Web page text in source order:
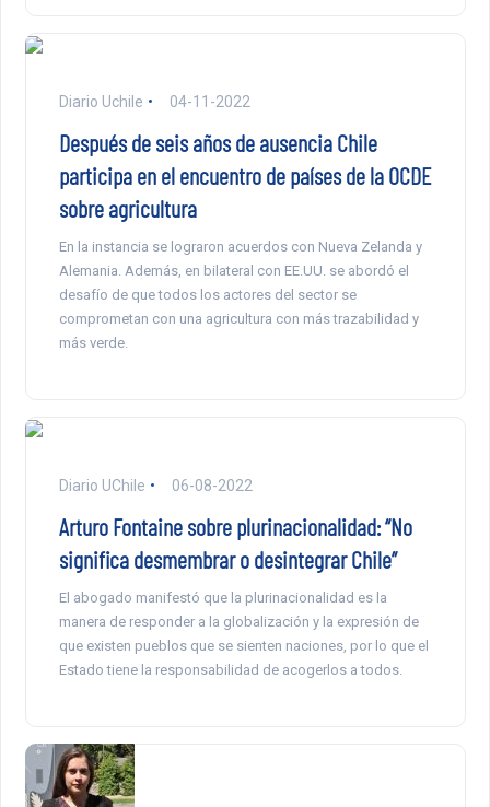
Diario Uchile 04-11-2022
Después de seis años de ausencia Chile
participa en el encuentro de países de la OCDE
sobre agricultura
En la instancia se lograron acuerdos con Nueva Zelanda y
Alemania. Además, en bilateral con EE.UU. se abordó el
desafío de que todos los actores del sector se
comprometan con una agricultura con más trazabilidad y
más verde.
Diario UChile 06-08-2022
Arturo Fontaine sobre plurinacionalidad: “No
significa desmembrar o desintegrar Chile”
El abogado manifestó que la plurinacionalidad es la
manera de responder a la globalización y la expresión de
que existen pueblos que se sienten naciones, por lo que el
Estado tiene la responsabilidad de acogerlos a todos.